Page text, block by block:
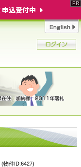
込受付中
物件ID:6427)